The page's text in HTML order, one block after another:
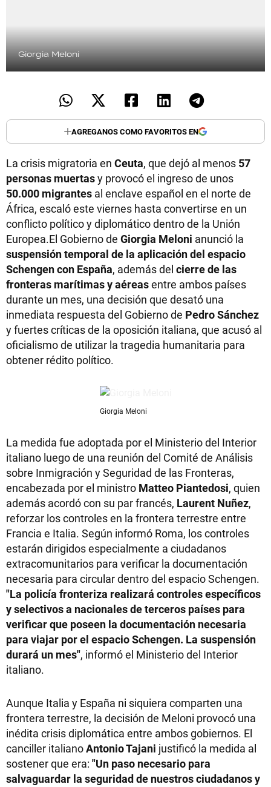
Giorgia Meloni
AGREGANOS COMO FAVORITOS EN
La crisis migratoria en Ceuta, que dejó al menos 57
personas muertasy provocó el ingreso de unos
50.000 migrantes al enclave español en el norte de
África, escaló este viernes hasta convertirse en un
conflicto político y diplomático dentro de la Unión
Europea.El Gobierno de Giorgia Meloni anunció la
suspensión temporal de la aplicación del espacio
Schengen con España, además del cierre de las
fronteras marítimas y aéreasentre ambos países
durante un mes, una decisión que desató una
inmediata respuesta del Gobierno de Pedro Sánchez
y fuertes críticas de la oposición italiana, que acusó al
oficialismo de utilizar la tragedia humanitaria para
obtener rédito político.
Giorgia Meloni
La medida fue adoptada por el Ministerio del Interior
italiano luego de una reunión del Comité de Análisis
sobre Inmigración y Seguridad de las Fronteras,
encabezada por el ministro Matteo Piantedosi, quien
además acordó con su par francés, Laurent Nuñez,
reforzar los controles en la frontera terrestre entre
Francia e Italia. Según informó Roma, los controles
estarán dirigidos especialmente a ciudadanos
extracomunitarios para verificar la documentación
necesaria para circular dentro del espacio Schengen.
"La policía fronteriza realizará controles específicos
y selectivos a nacionales de terceros países para
verificar que poseen la documentación necesaria
para viajar por el espacio Schengen. La suspensión
durará un mes", informó el Ministerio del Interior
italiano.
Aunque Italia y España ni siquiera comparten una
frontera terrestre, la decisión de Meloni provocó una
inédita crisis diplomática entre ambos gobiernos. El
canciller italianoAntonio Tajani justificó la medida al
sostener que era: "Un paso necesario para
salvaguardar la seguridad de nuestros ciudadanos y